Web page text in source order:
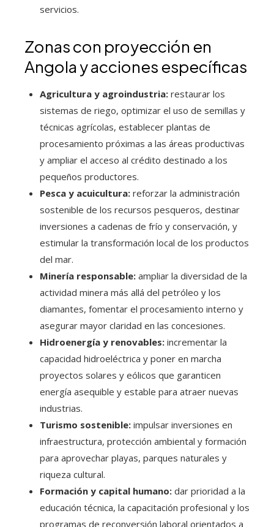
servicios.
Zonas con proyección en
Angola y acciones específicas
Agricultura y agroindustria: restaurar los
sistemas de riego, optimizar el uso de semillas y
técnicas agrícolas, establecer plantas de
procesamiento próximas a las áreas productivas
y ampliar el acceso al crédito destinado a los
pequeños productores.
Pesca y acuicultura: reforzar la administración
sostenible de los recursos pesqueros, destinar
inversiones a cadenas de frío y conservación, y
estimular la transformación local de los productos
del mar.
Minería responsable: ampliar la diversidad de la
actividad minera más allá del petróleo y los
diamantes, fomentar el procesamiento interno y
asegurar mayor claridad en las concesiones.
Hidroenergía y renovables: incrementar la
capacidad hidroeléctrica y poner en marcha
proyectos solares y eólicos que garanticen
energía asequible y estable para atraer nuevas
industrias.
Turismo sostenible: impulsar inversiones en
infraestructura, protección ambiental y formación
para aprovechar playas, parques naturales y
riqueza cultural.
Formación y capital humano: dar prioridad a la
educación técnica, la capacitación profesional y los
programas de reconversión laboral orientados a